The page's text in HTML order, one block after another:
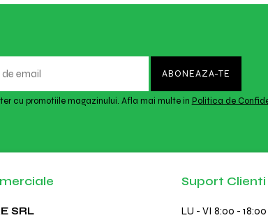
cu promotiile magazinului. Afla mai multe in Politica de
SRL
Suport Clienti
LU - VI 8:00 - 18:00